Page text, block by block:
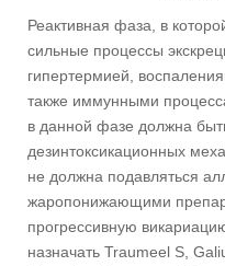
Реактивная фаза, в
сильные процессы
гипертермией,
также иммунными
в данной фазе должна
дезинтоксикационных
не должна подавляться
жаропонижающими
прогрессивную
назначать Traumeel S,